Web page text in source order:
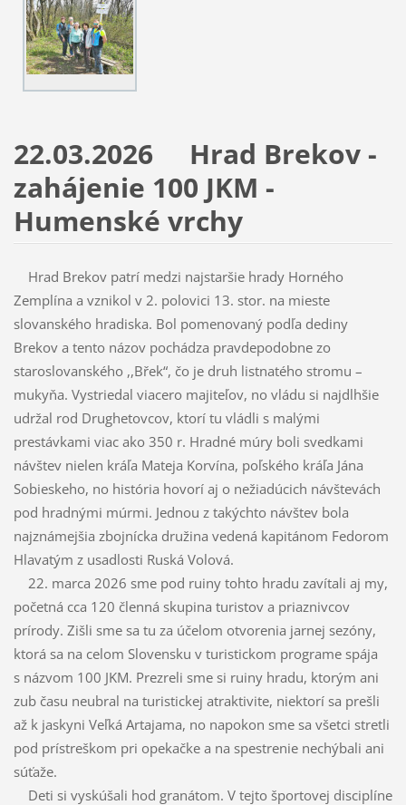
22.03.2026 Hrad Brekov -
zahájenie 100 JKM -
Humenské vrchy
Hrad Brekov patrí medzi najstaršie hrady Horného
Zemplína a vznikol v 2. polovici 13. stor. na mieste
slovanského hradiska. Bol pomenovaný podľa dediny
Brekov a tento názov pochádza pravdepodobne zo
staroslovanského ,,Břek“, čo je druh listnatého stromu –
mukyňa. Vystriedal viacero majiteľov, no vládu si najdlhšie
udržal rod Drughetovcov, ktorí tu vládli s malými
prestávkami viac ako 350 r. Hradné múry boli svedkami
návštev nielen kráľa Mateja Korvína, poľského kráľa Jána
Sobieskeho, no história hovorí aj o nežiadúcich návštevách
pod hradnými múrmi. Jednou z takýchto návštev bola
najznámejšia zbojnícka družina vedená kapitánom Fedorom
Hlavatým z usadlosti Ruská Volová.
22. marca 2026 sme pod ruiny tohto hradu zavítali aj my,
početná cca 120 členná skupina turistov a priaznivcov
prírody. Zišli sme sa tu za účelom otvorenia jarnej sezóny,
ktorá sa na celom Slovensku v turistickom programe spája
s názvom 100 JKM. Prezreli sme si ruiny hradu, ktorým ani
zub času neubral na turistickej atraktivite, niektorí sa prešli
až k jaskyni Veľká Artajama, no napokon sme sa všetci stretli
pod prístreškom pri opekačke a na spestrenie nechýbali ani
súťaže.
Deti si vyskúšali hod granátom. V tejto športovej disciplíne